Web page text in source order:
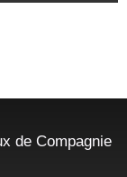
de Compagnie